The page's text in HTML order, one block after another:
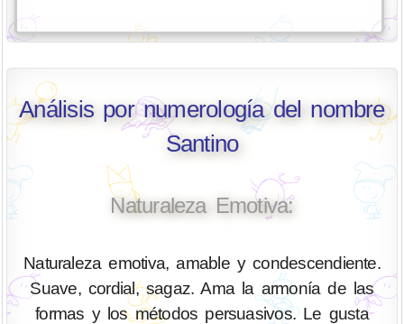
Análisis por numerología del nombre
Santino
Naturaleza Emotiva:
Naturaleza emotiva, amable y condescendiente.
Suave, cordial, sagaz. Ama la armonía de las
formas y los métodos persuasivos. Le gusta